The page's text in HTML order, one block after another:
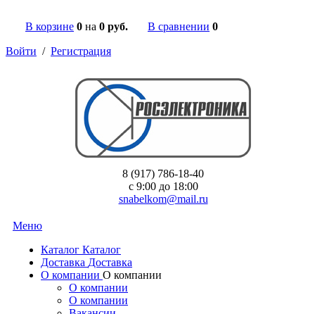
В корзине 0 на 0 руб. В сравнении 0
Войти / Регистрация
8 (917) 786-18-40
c 9:00 до 18:00
snabelkom@mail.ru
Меню
Каталог Каталог
Доставка Доставка
О компании О компании
О компании
О компании